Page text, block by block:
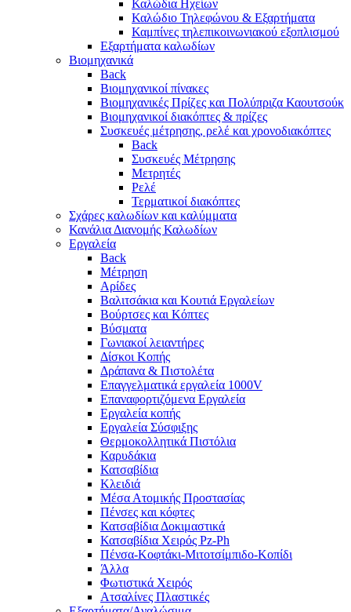
Καλώδια Ηχείων
Καλώδιο Τηλεφώνου & Εξαρτήματα
Καμπίνες τηλεπικοινωνιακού εξοπλισμού
Eξαρτήματα καλωδίων
Βιομηχανικά
Back
Βιομηχανικοί πίνακες
Βιομηχανικές Πρίζες και Πολύπριζα Καουτσούκ
Βιομηχανικοί διακόπτες & πρίζες
Συσκευές μέτρησης, ρελέ και χρονοδιακόπτες
Back
Συσκευές Μέτρησης
Μετρητές
Ρελέ
Τερματικοί διακόπτες
Σχάρες καλωδίων και καλύμματα
Κανάλια Διανομής Καλωδίων
Εργαλεία
Back
Μέτρηση
Αρίδες
Βαλιτσάκια και Κουτιά Εργαλείων
Βούρτσες και Κόπτες
Βύσματα
Γωνιακοί λειαντήρες
Δίσκοι Κοπής
Δράπανα & Πιστολέτα
Επαγγελματικά εργαλεία 1000V
Επαναφορτιζόμενα Εργαλεία
Εργαλεία κοπής
Εργαλεία Σύσφιξης
Θερμοκολλητικά Πιστόλια
Καρυδάκια
Κατσαβίδια
Κλειδιά
Μέσα Ατομικής Προστασίας
Πένσες και κόφτες
Κατσαβίδια Δοκιμαστικά
Κατσαβίδια Χειρός Pz-Ph
Πένσα-Κοφτάκι-Μιτοτσίμπιδο-Κοπίδι
Άλλα
Φωτιστικά Χειρός
Ατσαλίνες Πλαστικές